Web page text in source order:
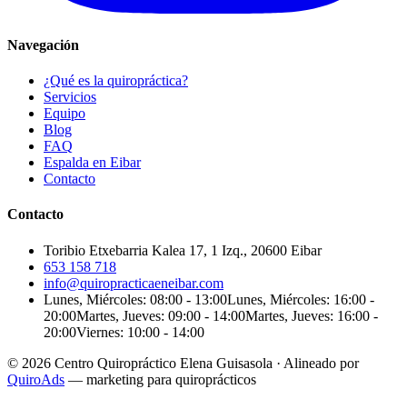
Navegación
¿Qué es la quiropráctica?
Servicios
Equipo
Blog
FAQ
Espalda en Eibar
Contacto
Contacto
Toribio Etxebarria Kalea 17, 1 Izq., 20600 Eibar
653 158 718
info@quiropracticaeneibar.com
Lunes, Miércoles: 08:00 - 13:00Lunes, Miércoles: 16:00 -
20:00Martes, Jueves: 09:00 - 14:00Martes, Jueves: 16:00 -
20:00Viernes: 10:00 - 14:00
© 2026 Centro Quiropráctico Elena Guisasola · Alineado por
QuiroAds — marketing para quiroprácticos